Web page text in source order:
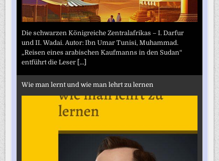
Die schwarzen Königreiche Zentralafrikas – I. Darfur
und II. Wadai. Autor: Ibn Umar Tunisi, Muhammad.
„Reisen eines arabischen Kaufmanns in den Sudan“
entführt die Leser [...]
Wie man lernt und wie man lehrt zu lernen